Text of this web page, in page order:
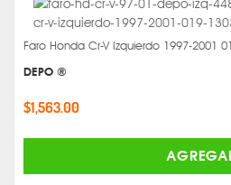
Faro Honda Cr-V Izquierdo 1997-2001
DEPO ®
$1,563.00